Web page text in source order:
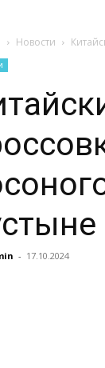
Новости
- 17.10.2024